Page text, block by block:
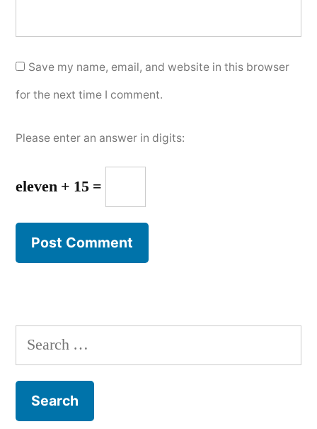
Save my name, email, and website in this browser
for the next time I comment.
Please enter an answer in digits:
eleven + 15 =
Search
for: